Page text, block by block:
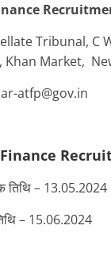
Tribunal, C
Khan Market,
atfp@gov.in
तिथि – 13.05.2024
– 15.06.2024